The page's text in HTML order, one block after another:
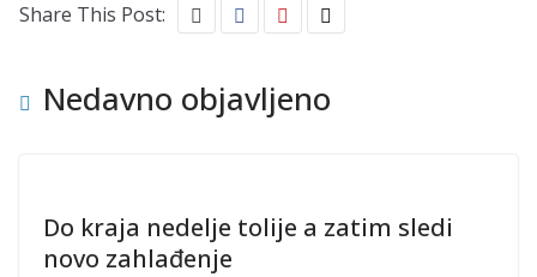
Share This Post:
Nedavno objavljeno
Do kraja nedelje tolije a zatim sledi
novo zahlađenje